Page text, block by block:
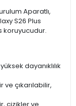
Aparatlı,
S26 Plus
koruyucudur.
dayanıklılık
çıkarılabilir,